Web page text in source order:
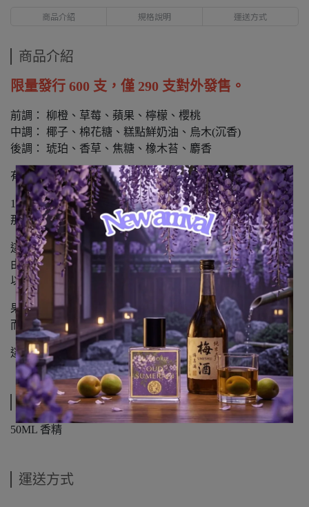
商品介紹 規格說明 運送方式
商品介紹
限量發行 600 支，僅 290 支對外發售。
前調： 柳橙、草莓、蘋果、檸檬、櫻桃
中調： 椰子、棉花糖、糕點鮮奶油、烏木(沉香)
後調： 琥珀、香草、焦糖、橡木苔、麝香
有些週年值得慶賀；有些週年，則被淬鍊成香。
101 年來，Carbonnel S.A. 構築了一段隱形的傳奇：
那是關於原料、工藝與記憶的傳承。
這款香水正是為了向那段歲月致敬而生。
由 Christian Carbonnel 親自調製，並透過 Renier 呈獻，
以當代視角重新詮釋其靈魂本質。
果香悠然綻放，甜美溫柔包覆，
而在這一切之下…… 是烏木那歷久彌新的深邃。
這是一段未完結的故事 —— 它正幻化新生。
規格說明
50ML 香精
運送方式